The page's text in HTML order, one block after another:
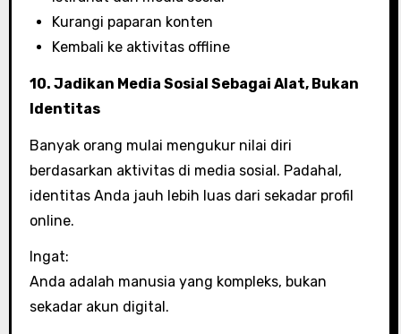
Kurangi paparan konten
Kembali ke aktivitas offline
10. Jadikan Media Sosial Sebagai Alat, Bukan
Identitas
Banyak orang mulai mengukur nilai diri
berdasarkan aktivitas di media sosial. Padahal,
identitas Anda jauh lebih luas dari sekadar profil
online.
Ingat:
Anda adalah manusia yang kompleks, bukan
sekadar akun digital.